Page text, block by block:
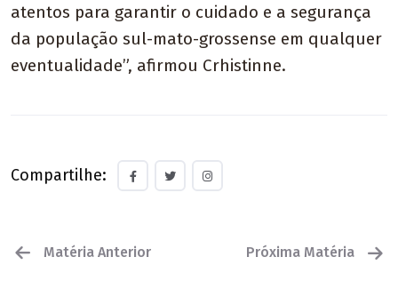
atentos para garantir o cuidado e a segurança
da população sul-mato-grossense em qualquer
eventualidade”, afirmou Crhistinne.
Compartilhe:
Matéria Anterior Próxima Matéria